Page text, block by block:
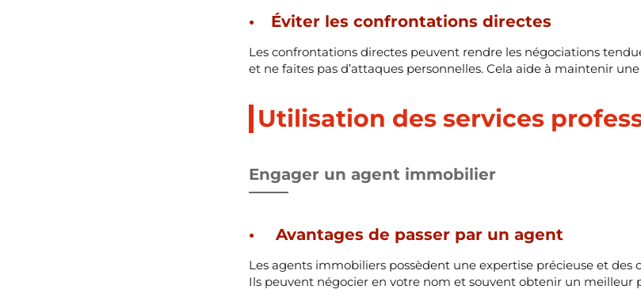
Éviter les confrontations directes
Les confrontations directes peuvent rendre les négociations
et ne faites pas d’attaques personnelles. Cela aide à maintenir
Utilisation des services
Engager un agent immobilier
Avantages de passer par un agent
Les agents immobiliers possèdent une expertise précieuse et des
Ils peuvent négocier en votre nom et souvent obtenir un meilleur